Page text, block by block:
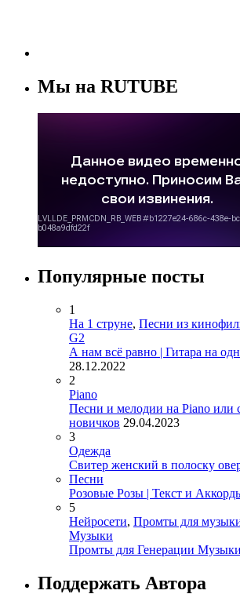
Мы на RUTUBE
Популярные посты
1
На 1 струне, Песни из
G2
А нам всё равно | Гитара на
28.12.2022
2
Piano
Песни и мелодии на Piano или
новичков 29.04.2023
3
Одежда
Свитер женский в полоску
Песни
Розовые Розы | Текст и
5
Нейросети, Промты для
Музыки
Промты для Генерации
Поддержать Автора